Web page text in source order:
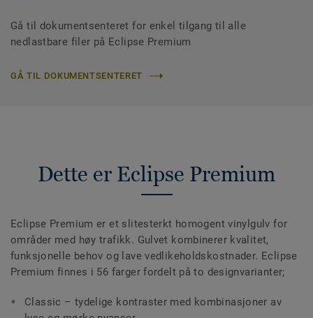
Gå til dokumentsenteret for enkel tilgang til alle
nedlastbare filer på Eclipse Premium
GÅ TIL DOKUMENTSENTERET
Dette er Eclipse Premium
Eclipse Premium er et slitesterkt homogent vinylgulv for
områder med høy trafikk. Gulvet kombinerer kvalitet,
funksjonelle behov og lave vedlikeholdskostnader. Eclipse
Premium finnes i 56 farger fordelt på to designvarianter;
Classic – tydelige kontraster med kombinasjoner av